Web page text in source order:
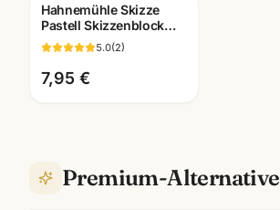
Hahnemühle Skizze
Pastell Skizzenblock
130g · A3/A4/A5 ·
Künstlerbedarf
Mannheim
5.0(2)
7,95 €
Premium-Alternative